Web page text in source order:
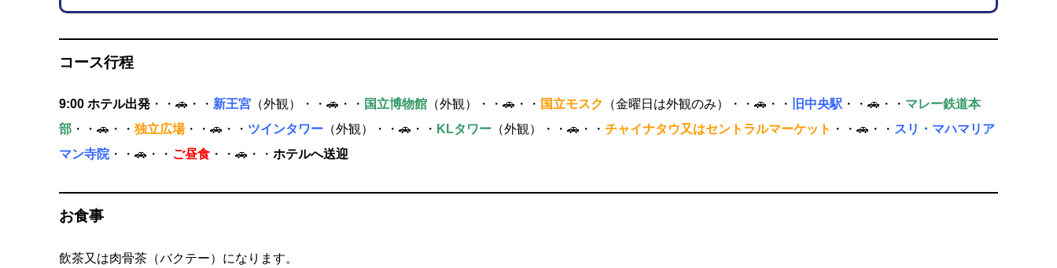
コース行程
9:00 ホテル出発・・🚗・・ 新王宮（外観）・・🚗・・ 国立博物館（外観）・・🚗・・ 国立モスク （金曜日は外観のみ）・・🚗・・ 旧中央駅 ・・🚗・・ マレー鉄道本
部・・🚗・・ 独立広場・・🚗・・ ツインタワー（外観）・・🚗・・ KLタワー（外観）・・🚗・・ チャイナタウ又はセントラルマーケット ・・🚗・・ スリ・マハマリア
マン寺院・・🚗・・ ご昼食・・🚗・・ ホテルへ送迎
お食事
飲茶又は肉骨茶（バクテー）になります。